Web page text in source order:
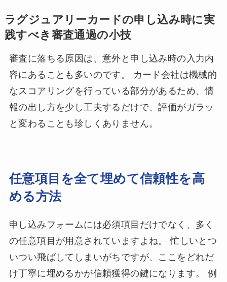
ラグジュアリーカードの申し込み時に実
践すべき審査通過の小技
審査に落ちる原因は、意外と申し込み時の入力内
容にあることも多いのです。 カード会社は機械的
なスコアリングを行っている部分があるため、情
報の出し方を少し工夫するだけで、評価がガラッ
と変わることも珍しくありません。
任意項目を全て埋めて信頼性を高
める方法
申し込みフォームには必須項目だけでなく、多く
の任意項目が用意されていますよね。 忙しいとつ
いつい飛ばしてしまいがちですが、ここをどれだ
け丁寧に埋めるかが信頼獲得の鍵になります。 例